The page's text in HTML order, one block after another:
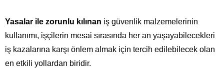
Yasalar ile zorunlu kılınan iş güvenlik malzemelerinin
kullanımı, işçilerin mesai sırasında her an yaşayabilecekleri
iş kazalarına karşı önlem almak için tercih edilebilecek olan
en etkili yollardan biridir.